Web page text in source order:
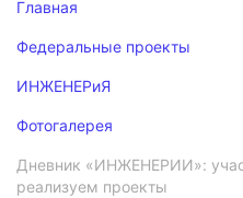
Главная
Федеральные проекты
ИНЖЕНЕРиЯ
Фотогалерея
Дневник «ИНЖЕНЕРИИ»:
реализуем проекты